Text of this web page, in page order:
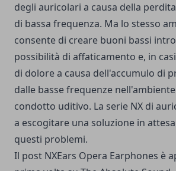
degli auricolari a causa della
di bassa frequenza. Ma lo stesso
consente di creare buoni bassi
possibilità di affaticamento e, in
di dolore a causa dell'accumulo di
dalle basse frequenze
condotto uditivo. La serie NX di
a escogitare una soluzione in
questi problemi.
Il post NXEars Opera Earphones è